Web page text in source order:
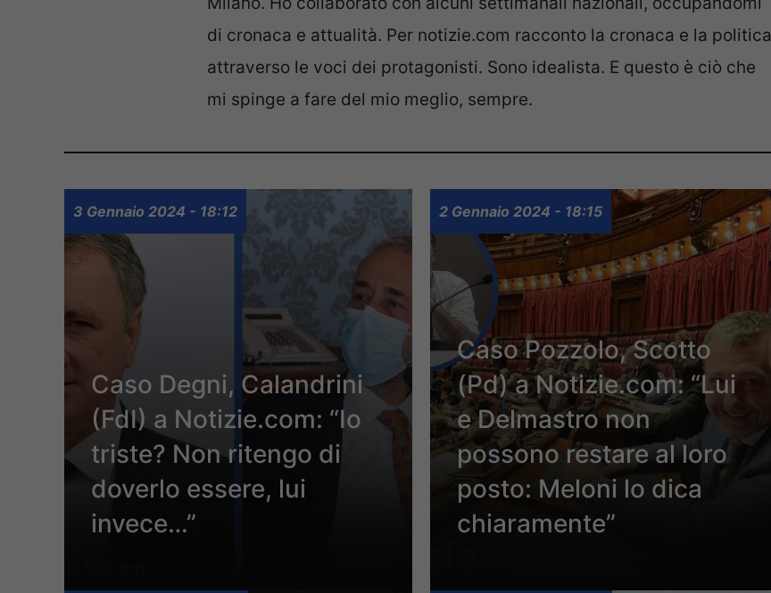
di cronaca e attualità. Per notizie.com racconto la cronaca e la politica
attraverso le voci dei protagonisti. Sono idealista. E questo è ciò che
mi spinge a fare del mio meglio, sempre.
3 Gennaio 2024 - 18:12
Caso Degni, Calandrini
(FdI) a Notizie.com: “Io
triste? Non ritengo di
doverlo essere, lui
invece…”
2 Gennaio 2024 - 18:15
Caso Pozzolo, Scotto
(Pd) a Notizie.com: “Lui
e Delmastro non
possono restare al loro
posto: Meloni lo dica
chiaramente”